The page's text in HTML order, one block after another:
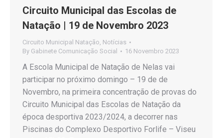
Circuito Municipal das Escolas de
Natação | 19 de Novembro 2023
Circuito Municipal Natação, Notícias
By Gabinete Comunicação Social 16 Novembro 2023
A Escola Municipal de Natação de Nelas vai
participar no próximo domingo – 19 de de
Novembro, na primeira concentração de provas do
Circuito Municipal das Escolas de Natação da
época desportiva 2023/2024, a decorrer nas
Piscinas do Complexo Desportivo Forlife – Viseu